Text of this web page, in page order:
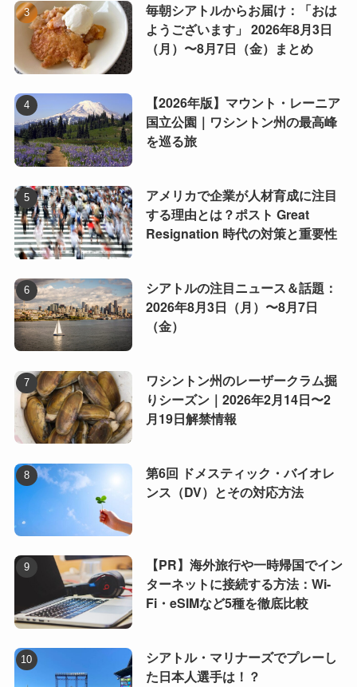
毎朝シアトルからお届け：「おは
ようございます」 2026年8月3日
（月）〜8月7日（金）まとめ
【2026年版】マウント・レーニア
国立公園｜ワシントン州の最高峰
を巡る旅
アメリカで企業が人材育成に注目
する理由とは？ポスト Great
Resignation 時代の対策と重要性
シアトルの注目ニュース＆話題：
2026年8月3日（月）〜8月7日
（金）
ワシントン州のレーザークラム掘
りシーズン｜2026年2月14日〜2
月19日解禁情報
第6回 ドメスティック・バイオレ
ンス（DV）とその対応方法
【PR】海外旅行や一時帰国でイン
ターネットに接続する方法：Wi-
Fi・eSIMなど5種を徹底比較
シアトル・マリナーズでプレーし
た日本人選手は！？